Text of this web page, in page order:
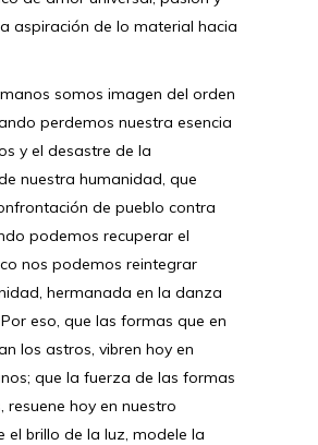
aspiración de lo material hacia
somos imagen del orden
perdemos nuestra esencia
y el desastre de la
nuestra humanidad, que
de pueblo contra
podemos recuperar el
nos podemos reintegrar
hermanada en la danza
eso, que las formas que en
los astros, vibren hoy en
que la fuerza de las formas
resuene hoy en nuestro
el brillo de la luz, modele la